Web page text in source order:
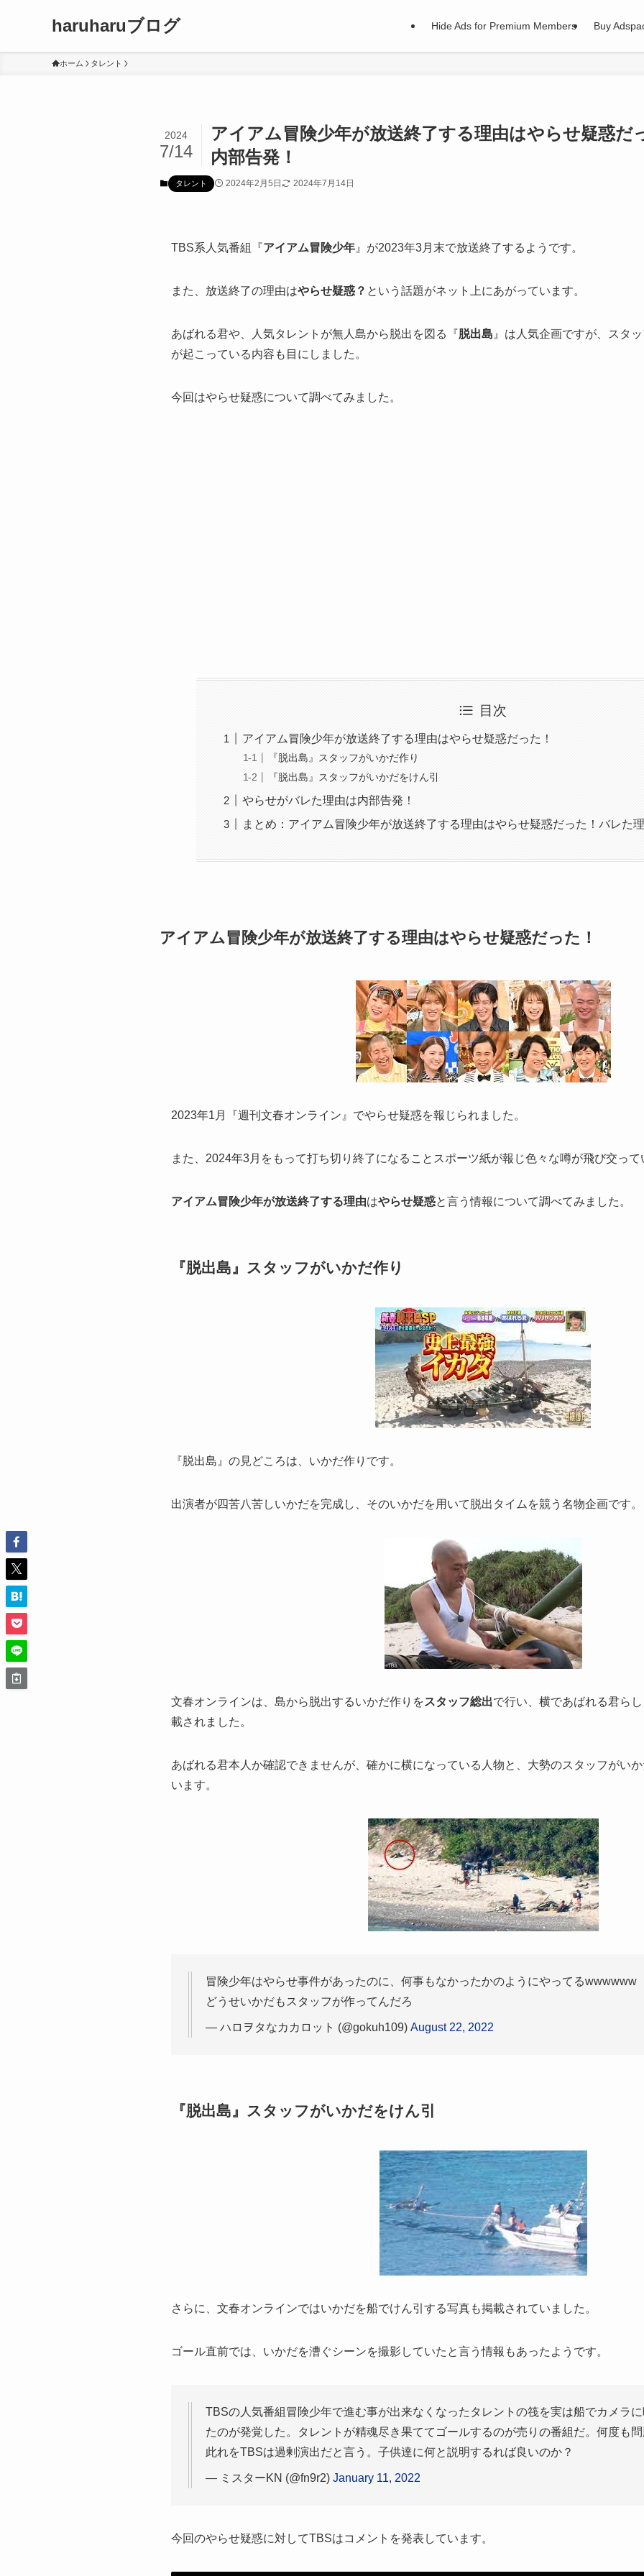
haruharuブログ Hide Ads for Premium Members Buy
ホーム タレント
アイアム冒険少年が放送終了する理由はやらせ疑惑だ
内部告発！
2024
7/14
タレント 2024年2月5日 2024年7月14日
TBS系人気番組『アイアム冒険少年 』が2023年3月末で放送終了するようです。
また、放送終了の理由はやらせ疑惑？ という話題がネット上にあがっています。
あばれる君や、人気タレントが無人島から脱出を図る『脱出島 』は人気企画ですが、スタ
が起こっている内容も目にしました。
今回はやらせ疑惑について調べてみました。
目次
アイアム冒険少年が放送終了する理由はやらせ疑惑だった！
『脱出島』スタッフがいかだ作り
『脱出島』スタッフがいかだをけん引
やらせがバレた理由は内部告発！
まとめ：アイアム冒険少年が放送終了する理由はやらせ疑惑だった！バレた
アイアム冒険少年が放送終了する理由はやらせ疑惑だった！
2023年1月『週刊文春オンライン』でやらせ疑惑を報じられました。
また、2024年3月をもって打ち切り終了になることスポーツ紙が報じ色々な噂が飛び交って
アイアム冒険少年が放送終了する理由はやらせ疑惑と言う情報について調べてみました。
『脱出島』スタッフがいかだ作り
『脱出島』の見どころは、いかだ作りです。
出演者が四苦八苦しいかだを完成し、そのいかだを用いて脱出タイムを競う名物企画です。
文春オンラインは、島から脱出するいかだ作りをスタッフ総出で行い、横であばれる君ら
載されました。
あばれる君本人か確認できませんが、確かに横になっている人物と、大勢のスタッフがい
います。
冒険少年はやらせ事件があったのに、何事もなかったかのようにやってるwwwwww
どうせいかだもスタッフが作ってんだろ
— ハロヲタなカカロット (@gokuh109) August 22, 2022
『脱出島』スタッフがいかだをけん引
さらに、文春オンラインではいかだを船でけん引する写真も掲載されていました。
ゴール直前では、いかだを漕ぐシーンを撮影していたと言う情報もあったようです。
TBSの人気番組冒険少年で進む事が出来なくなったタレントの筏を実は船でカメラ
たのが発覚した。タレントが精魂尽き果ててゴールするのが売りの番組だ。何度も
此れをTBSは過剰演出だと言う。子供達に何と説明するれば良いのか？
— ミスターKN (@fn9r2) January 11, 2022
今回のやらせ疑惑に対してTBSはコメントを発表しています。